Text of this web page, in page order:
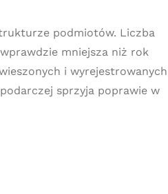
podmiotów. Liczba
mniejsza niż rok
i wyrejestrowanych
sprzyja poprawie w